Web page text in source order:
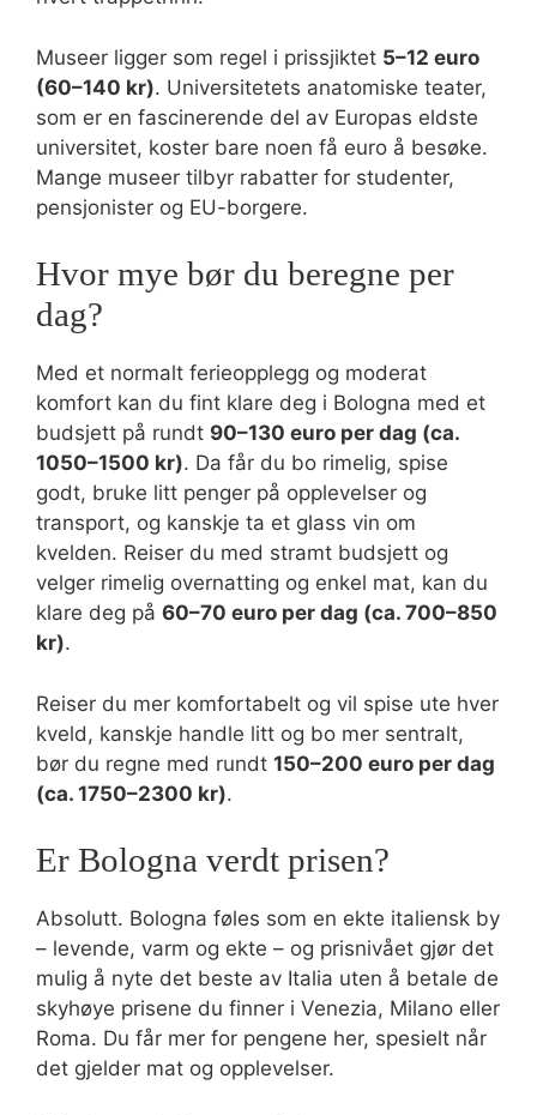
Museer ligger som regel i prissjiktet 5–12 euro
(60–140 kr). Universitetets anatomiske teater,
som er en fascinerende del av Europas eldste
universitet, koster bare noen få euro å besøke.
Mange museer tilbyr rabatter for studenter,
pensjonister og EU-borgere.
Hvor mye bør du beregne per
dag?
Med et normalt ferieopplegg og moderat
komfort kan du fint klare deg i Bologna med et
budsjett på rundt 90–130 euro per dag (ca.
1050–1500 kr). Da får du bo rimelig, spise
godt, bruke litt penger på opplevelser og
transport, og kanskje ta et glass vin om
kvelden. Reiser du med stramt budsjett og
velger rimelig overnatting og enkel mat, kan du
klare deg på 60–70 euro per dag (ca. 700–850
kr).
Reiser du mer komfortabelt og vil spise ute hver
kveld, kanskje handle litt og bo mer sentralt,
bør du regne med rundt 150–200 euro per dag
(ca. 1750–2300 kr).
Er Bologna verdt prisen?
Absolutt. Bologna føles som en ekte italiensk by
– levende, varm og ekte – og prisnivået gjør det
mulig å nyte det beste av Italia uten å betale de
skyhøye prisene du finner i Venezia, Milano eller
Roma. Du får mer for pengene her, spesielt når
det gjelder mat og opplevelser.